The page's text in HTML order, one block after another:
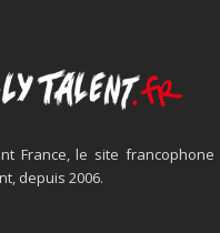
France, le site
depuis 2006.